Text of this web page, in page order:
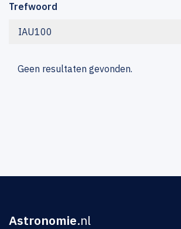
Trefwoord
IAU100
Geen resultaten gevonden.
Astronomie.nl